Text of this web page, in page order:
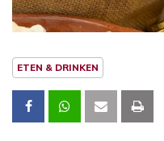
ETEN & DRINKEN